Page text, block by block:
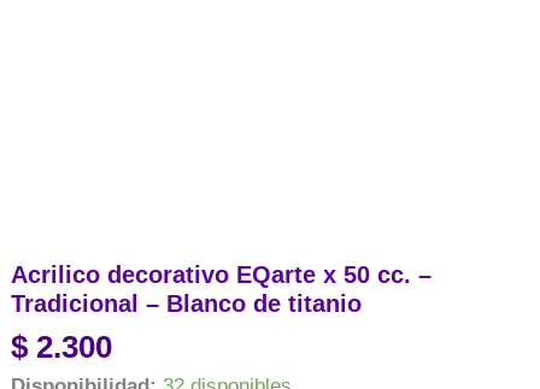
Acrilico decorativo EQarte x 50 cc. –
Tradicional – Blanco de titanio
$ 2.300